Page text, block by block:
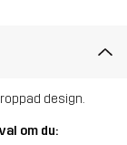
design.
om du: